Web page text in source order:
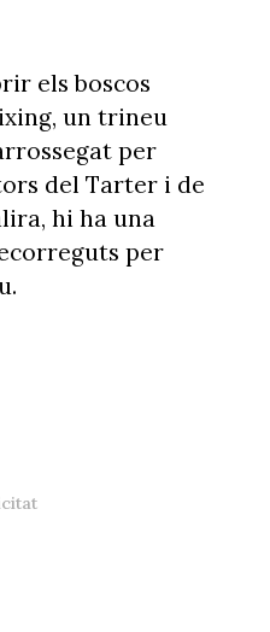
els boscos
un trineu
per
del Tarter i de
hi ha una
per